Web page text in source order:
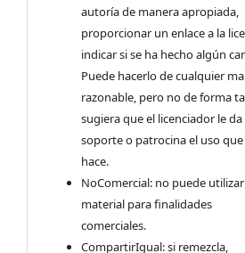
autoría de manera apropiada,
proporcionar un enlace a la
indicar si se ha hecho algún
Puede hacerlo de cualquier
razonable, pero no de forma
sugiera que el licenciador le da
soporte o patrocina el uso que
hace.
NoComercial: no puede
material para finalidades
comerciales.
CompartirIgual: si remezcla,